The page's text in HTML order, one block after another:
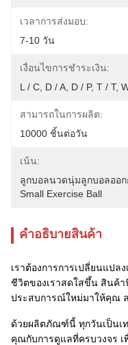
เวลาการส่งมอบ:
7-10 วัน
เงื่อนไขการชำระเงิน:
L / C, D / A, D / P, T / T,
สามารถในการผลิต:
10000 ชิ้นต่อวัน
เน้น:
ลูกบอลนวดนุ่มลูกบอลออ
Small Exercise Ball
คําอธิบายสินค้า
เราต้องการการเปลี่ยนแปล
ชีวิตของเราสดใสขึ้น สินค้
ประสบการณ์ใหม่มาให้คุณ
ด้วยผลิตภัณฑ์นี้ ทุกวันเป็นเ
คุณกับการดูแลที่ครบวงจร